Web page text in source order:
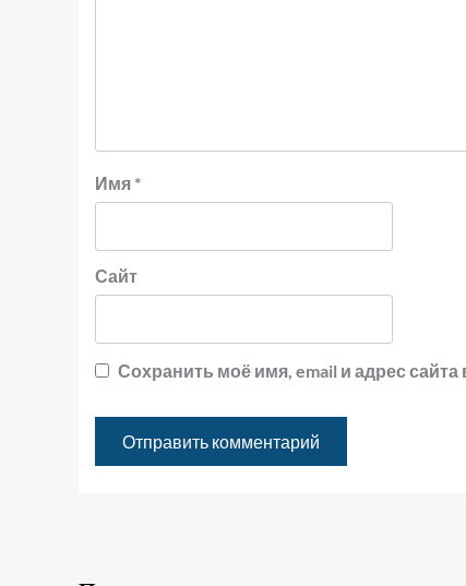
Имя *
Сайт
Сохранить моё имя, email и адрес